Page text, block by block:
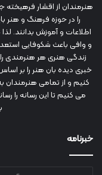
هنرمندان از اقشار
را در حوزه فرهنگ و هنر
اطلاعات و آموزش بدانند.
و وافی باعث شکوفایی
زندگی هنری هر هنرمندی
خبری دیده بان هنر را بر
کنیم و از تمامی هنرمندان
می کنیم تا این رسانه را
خبرنامه